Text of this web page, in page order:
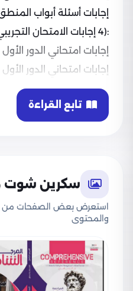
إجابات أسئلة أبواب
:(4 إجابات الامتحان التجريبي.
إجابات امتحاني الدور الأول
إجابات امتحاني الدور الأول
تابع القراءة
سكرين شوت
استعرض بعض الصفحات من
والمحتوى